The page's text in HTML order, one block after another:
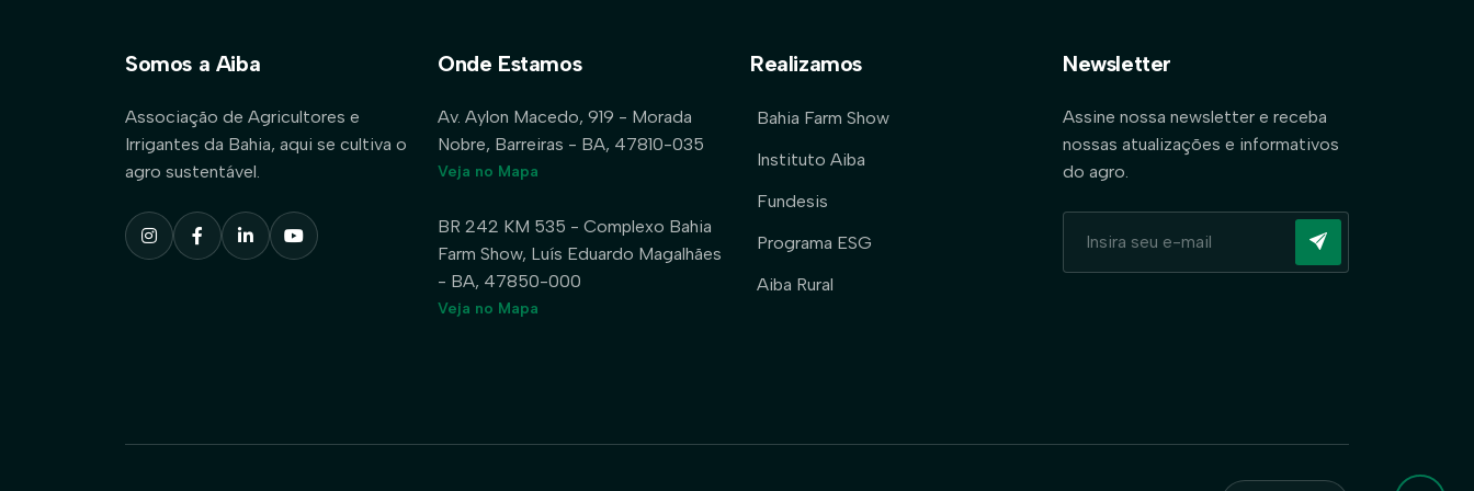
Somos a Aiba
Associação de Agricultores e
Irrigantes da Bahia, aqui se cultiva o
agro sustentável.
Onde Estamos
Av. Aylon Macedo, 919 - Morada
Nobre, Barreiras - BA, 47810-035
Veja no Mapa
BR 242 KM 535 - Complexo Bahia
Farm Show, Luís Eduardo Magalhães
- BA, 47850-000
Veja no Mapa
Realizamos
Bahia Farm Show
Instituto Aiba
Fundesis
Programa ESG
Aiba Rural
Newsletter
Assine nossa newsletter e receba
nossas atualizações e informativos
do agro.